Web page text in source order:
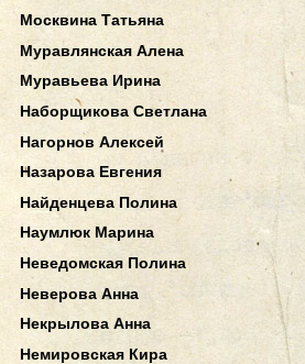
Москвина Татьяна
Муравлянская Алена
Муравьева Ирина
Наборщикова Светлана
Нагорнов Алексей
Назарова Евгения
Найденцева Полина
Наумлюк Марина
Неведомская Полина
Неверова Анна
Некрылова Анна
Немировская Кира